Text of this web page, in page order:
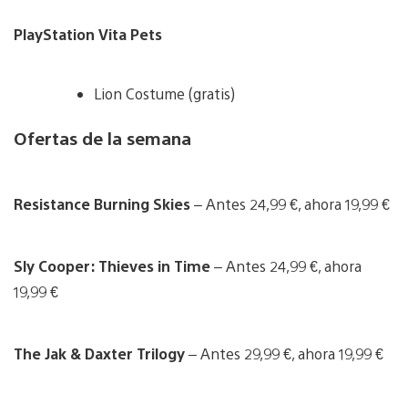
PlayStation Vita Pets
Lion Costume (gratis)
Ofertas de la semana
Resistance Burning Skies– Antes 24,99 €, ahora 19,99 €
Sly Cooper: Thieves in Time– Antes 24,99 €, ahora
19,99 €
The Jak & Daxter Trilogy– Antes 29,99 €, ahora 19,99 €